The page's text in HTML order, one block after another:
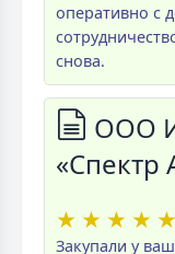
оперативно с
снова.
ООО
«Спектр
★ ★ ★ ★ ★
Закупали у